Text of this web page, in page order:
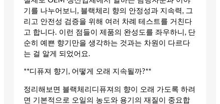
기를 나누어보니, 블랙체리 향의 안정성과 지속력, 그
리고 안전성 검증을 위해 여러 차례 테스트를 거친다
고 합니다. 이런 점들이 제품의 완성도를 좌우하니, 단
순히 예쁜 향기만을 생각하는 것과는 차원이 다르다
는 걸 알게 되었어요.
**디퓨져 향기, 어떻게 오래 지속될까?**
정리해보면 블랙체리디퓨져의 향이 오래 가도록 하려
면 기본적으로 오일의 농도와 용기의 재질이 중요합